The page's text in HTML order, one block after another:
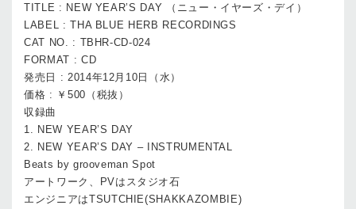
TITLE : NEW YEAR’S DAY （ニュー・イヤーズ・デイ）
LABEL : THA BLUE HERB RECORDINGS
CAT NO. : TBHR-CD-024
FORMAT : CD
発売日 : 2014年12月10日（水）
価格 : ￥500（税抜）
収録曲
1. NEW YEAR’S DAY
2. NEW YEAR’S DAY – INSTRUMENTAL
Beats by grooveman Spot
アートワーク、PVはスタジオ石
エンジニアはTSUTCHIE(SHAKKAZOMBIE)